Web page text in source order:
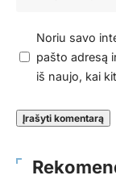
Noriu savo
pašto adresą
iš naujo, kai